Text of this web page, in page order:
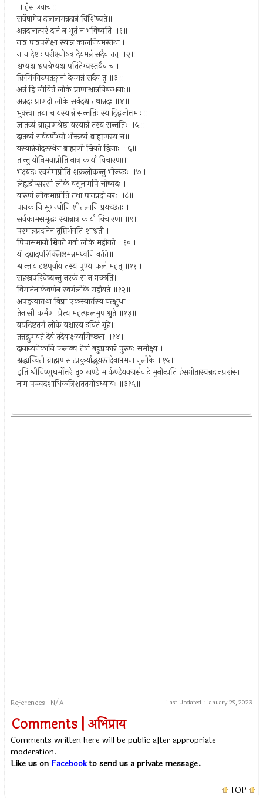
॥हंस उवाच॥
सर्वेषामेव दानानामन्नदानं विशिष्यते॥
अन्नदानात्परं दानं न भूतं न भविष्यति ॥१॥
नात्र पात्रपरीक्षा स्यान्न कालनियमस्तथा॥
न च देशः परीक्ष्योऽत्र देयमन्नं सदैव तत् ॥२॥
श्वभ्यश्च श्वपचेभ्यश्च पतितेभ्यस्तथैव च॥
क्रिमिकीटपतङ्गानां देयमन्नं सदैव तु ॥३॥
अन्नं हि जीवितं लोके प्राणाश्चान्ननिबन्धनाः॥
अन्नदः प्राणदो लोके सर्वदश्च तथान्नदः ॥४॥
भुक्त्वा तथा च यस्यान्नं सन्ततिः स्याद्द्विजोत्तमाः॥
ज्ञातव्यं ब्राह्मणश्रेष्ठा यस्यान्नं तस्य सन्ततिः ॥५॥
दातव्यं सर्ववर्णेभ्यो भोक्तव्यं ब्राह्मणस्य च॥
यस्यान्नेनोदरस्थेन ब्राह्मणो म्रियते द्विजाः ॥६॥
तान्तु योनिमवाप्नोति नात्र कार्या विचारणा॥
भक्ष्यदः स्वर्गमाप्नोति शक्रलोकन्तु भोज्यदः ॥७॥
लेह्यदोप्सरसां लोकं वसूनामपि चोष्यदः॥
वारुणं लोकमाप्नोति तथा पानप्रदो नरः ॥८॥
पानकानि सुगन्धीनि शीतलानि प्रयच्छतः॥
सर्वकामसमृद्धः स्यान्नात्र कार्या विचारणा ॥९॥
परमान्नप्रदानेन तृप्तिर्भवति शाश्वती॥
पिपासमानो म्रियते गवां लोके महीयते ॥१०॥
यो दद्यादपरिक्लिष्टमन्नमध्वनि वर्तते॥
श्रान्तायादृष्टपूर्वाय तस्य पुण्य फलं महत् ॥११॥
सहस्रपरिवेष्यन्तु नरकं स न गच्छति॥
विमानेनार्कवर्णेन स्वर्गलोके महीयते ॥१२॥
अपहन्यात्तथा विप्रा एकस्यार्त्तस्य यत्क्षुधा॥
तेनासौ कर्मणा प्रेत्य महत्फलमुपाश्नुते ॥१३॥
यद्यदिष्टतमं लोके यश्चास्य दयितं गृहे॥
तत्तद्गुणवते देयं तदेवाक्षय्यमिच्छता ॥१४॥
दानान्यनेकानि फलञ्च तेषां बहुप्रकारं पुरुषः समीक्ष्य॥
श्रद्धान्वितो ब्राह्मणसात्प्रकुर्याद्भूयस्तदेवाप्तमना नृलोके ॥१५॥
इति श्रीविष्णुधर्मोत्तरे तृ० खण्डे मार्कण्डेयवज्रसंवादे मुनीन्प्रति हंसगीतास्वन्नदानप्रशंसा
नाम पञ्चदशाधिकत्रिशततमोऽध्यायः ॥३१५॥
References : N/A Last Updated : January 29, 2023
Comments | अभिप्राय
Comments written here will be public after appropriate
moderation.
Like us on Facebookto send us a private message.
TOP